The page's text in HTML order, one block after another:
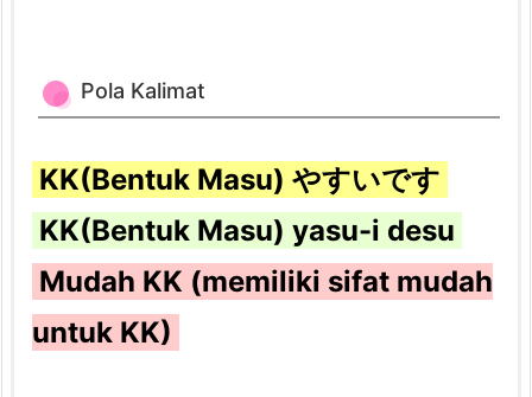
+
y
s
u
-
i
d
e
Pola Kalimat
KK(Bentuk Masu) やすいです
KK(Bentuk Masu) yasu-i desu
Mudah KK (memiliki sifat mudah
untuk KK)